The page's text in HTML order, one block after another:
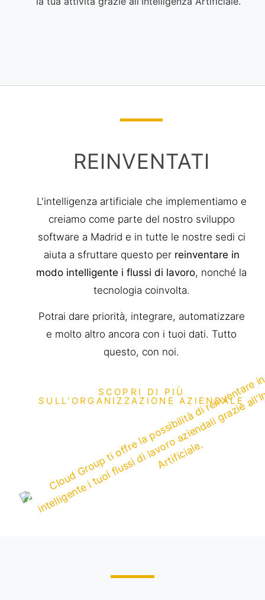
REINVENTATI
L'intelligenza artificiale che implementiamo e
creiamo come parte del nostro sviluppo
software a Madrid e in tutte le nostre sedi ci
aiuta a sfruttare questo per reinventare in
modo intelligente i flussi di lavoro, nonché la
tecnologia coinvolta.
Potrai dare priorità, integrare, automatizzare
e molto altro ancora con i tuoi dati. Tutto
questo, con noi.
SCOPRI DI PIÙ
SULL'ORGANIZZAZIONE AZIENDALE